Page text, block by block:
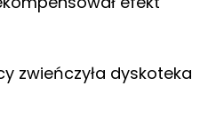
zwieńczyła dyskoteka